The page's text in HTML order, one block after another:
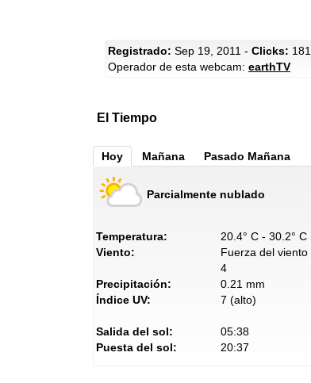
Registrado: Sep 19, 2011 - Clicks:
Operador de esta webcam: earthTV
El Tiempo
Hoy Mañana Pasado Mañana
Parcialmente nublado
Temperatura:
20.4° C - 30.2° C
Viento:
Fuerza del
4
Precipitación:
0.21 mm
Índice UV:
7 (alto)
Salida del sol:
05:38
Puesta del sol:
20:37